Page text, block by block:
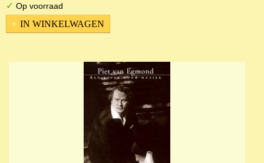
✓ Op voorraad
IN WINKELWAGEN